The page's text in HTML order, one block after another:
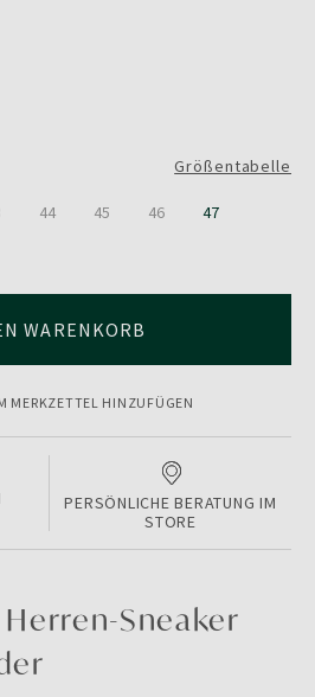
Größentabelle
44 45 46 47
WARENKORB
MERKZETTEL HINZUFÜGEN
PERSÖNLICHE BERATUNG IM
STORE
Sneaker